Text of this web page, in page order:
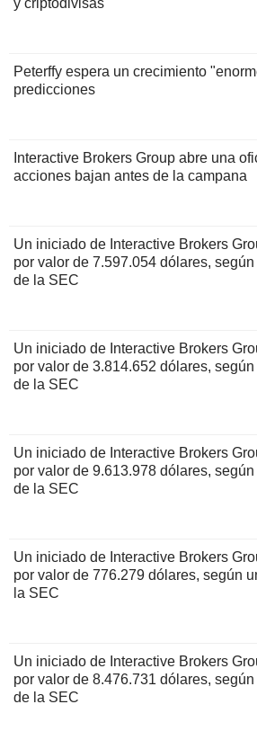
y criptodivisas
Peterffy espera un crecimiento
predicciones
Interactive Brokers Group abre una
acciones bajan antes de la campana
Un iniciado de Interactive Brokers
por valor de 7.597.054 dólares,
de la SEC
Un iniciado de Interactive Brokers
por valor de 3.814.652 dólares,
de la SEC
Un iniciado de Interactive Brokers
por valor de 9.613.978 dólares,
de la SEC
Un iniciado de Interactive Brokers
por valor de 776.279 dólares, según
la SEC
Un iniciado de Interactive Brokers
por valor de 8.476.731 dólares,
de la SEC